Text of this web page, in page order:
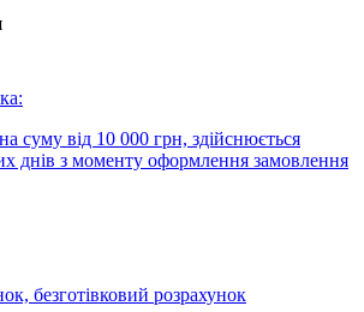
суму від 10 000 грн, здійснюється
днів з моменту оформлення замовлення
безготівковий розрахунок